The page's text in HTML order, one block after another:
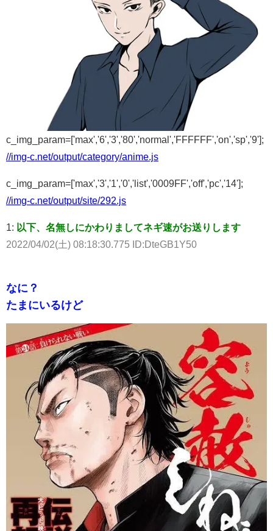
c_img_param=['max','6','3','80','normal','FFFFFF','on','sp','9'];
//img-c.net/output/category/anime.js
c_img_param=['max','3','1','0','list','0009FF','off','pc','14'];
//img-c.net/output/site/292.js
1: 以下、名無しにかわりましてネギ速がお送りします
2022/04/02(土) 08:18:30.775 ID:DteGB1Y50
なに？
たまにいるけど